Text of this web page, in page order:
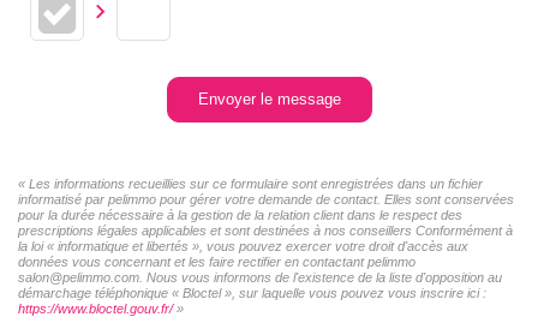
Envoyer le message
« Les informations recueillies sur ce formulaire sont enregistrées dans un fichier
informatisé par pelimmo pour gérer votre demande de contact. Elles sont conservées
pour la durée nécessaire à la gestion de la relation client dans le respect des
prescriptions légales applicables et sont destinées à nos conseillers Conformément à
la loi « informatique et libertés », vous pouvez exercer votre droit d'accès aux
données vous concernant et les faire rectifier en contactant pelimmo
salon@pelimmo.com. Nous vous informons de l'existence de la liste d'opposition au
démarchage téléphonique « Bloctel », sur laquelle vous pouvez vous inscrire ici :
https://www.bloctel.gouv.fr/»